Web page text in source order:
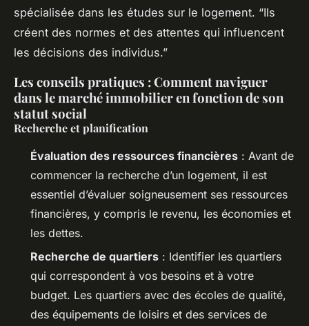
spécialisée dans les études sur le logement. “Ils
créent des normes et des attentes qui influencent
les décisions des individus.”
Les conseils pratiques : Comment naviguer
dans le marché immobilier en fonction de son
statut social
Recherche et planification
Évaluation des ressources financières : Avant de
commencer la recherche d’un logement, il est
essentiel d’évaluer soigneusement ses ressources
financières, y compris le revenu, les économies et
les dettes.
Recherche de quartiers : Identifier les quartiers
qui correspondent à vos besoins et à votre
budget. Les quartiers avec des écoles de qualité,
des équipements de loisirs et des services de